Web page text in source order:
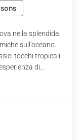
nella splendida
sull'oceano.
tocchi tropicali
di...